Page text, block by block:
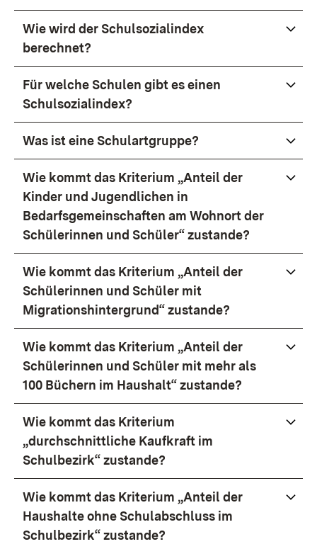
Wie wird der Schulsozialindex
berechnet?
Für welche Schulen gibt es einen
Schulsozialindex?
Was ist eine Schulartgruppe?
Wie kommt das Kriterium „Anteil der
Kinder und Jugendlichen in
Bedarfsgemeinschaften am Wohnort der
Schülerinnen und Schüler“ zustande?
Wie kommt das Kriterium „Anteil der
Schülerinnen und Schüler mit
Migrationshintergrund“ zustande?
Wie kommt das Kriterium „Anteil der
Schülerinnen und Schüler mit mehr als
100 Büchern im Haushalt“ zustande?
Wie kommt das Kriterium
„durchschnittliche Kaufkraft im
Schulbezirk“ zustande?
Wie kommt das Kriterium „Anteil der
Haushalte ohne Schulabschluss im
Schulbezirk“ zustande?